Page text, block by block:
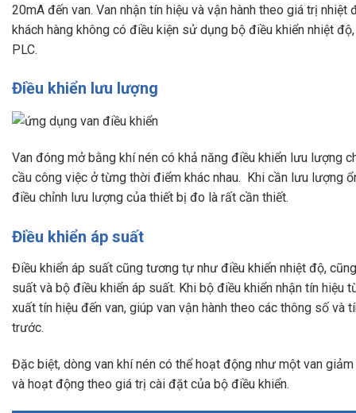
20mA đến van. Van nhận tín hiệu và vận hành theo giá trị
khách hàng không có điều kiện sử dụng bộ điều khiển nhiệt
PLC.
Điều khiển lưu lượng
Van đóng mở bằng khí nén có khả năng điều khiển lưu lượng
cầu công việc ở từng thời điểm khác nhau. Khi cần lưu lượng
điều chỉnh lưu lượng của thiết bị đo là rất cần thiết.
Điều khiển áp suất
Điều khiển áp suất cũng tương tự như điều khiển nhiệt độ,
suất và bộ điều khiển áp suất. Khi bộ điều khiển nhận tín hiệu
xuất tín hiệu đến van, giúp van vận hành theo các thông số và
trước.
Đặc biệt, dòng van khí nén có thể hoạt động như một van giảm
và hoạt động theo giá trị cài đặt của bộ điều khiển.